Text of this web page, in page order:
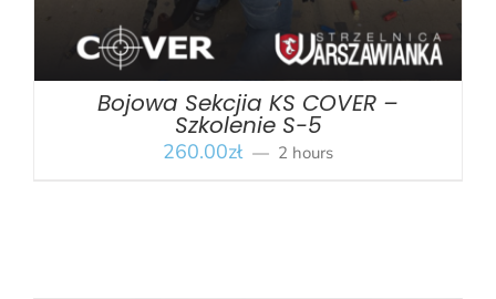
Bojowa Sekcjia KS COVER –
Szkolenie S-5
260.00zł 2 hours